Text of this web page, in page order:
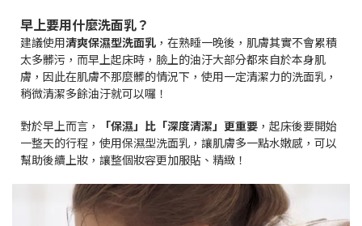
早上要用什麼洗面乳？
建議使用清爽保濕型洗面乳 ，在熟睡一晚後，肌膚其實不會累積
太多髒污，而早上起床時，臉上的油汙大部分都來自於本身肌
膚，因此在肌膚不那麼髒的情況下，使用一定清潔力的洗面乳，
稍微清潔多餘油汙就可以囉！
對於早上而言，
「保濕」比「深度清潔」更重要 ，起床後要開始
一整天的行程，使用保濕型洗面乳，讓肌膚多一點水嫩感，可以
幫助後續上妝，讓整個妝容更加服貼、精緻！